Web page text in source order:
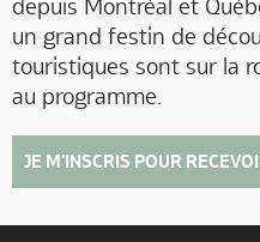
depuis Montréal et
un grand festin de
touristiques sont sur la
au programme.
JE M'INSCRIS POUR